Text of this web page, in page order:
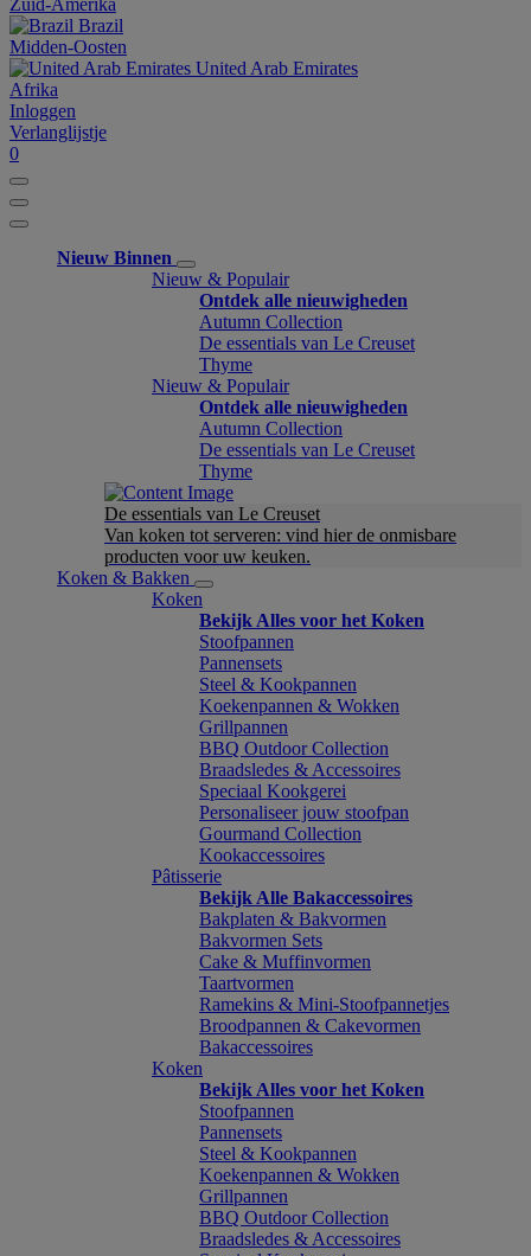
Zuid-Amerika
Brazil
Midden-Oosten
United Arab Emirates
Afrika
Inloggen
Verlanglijstje
0
Nieuw Binnen
Nieuw & Populair
Ontdek alle nieuwigheden
Autumn Collection
De essentials van Le Creuset
Thyme
Nieuw & Populair
Ontdek alle nieuwigheden
Autumn Collection
De essentials van Le Creuset
Thyme
De essentials van Le Creuset
Van koken tot serveren: vind hier de onmisbare
producten voor uw keuken.
Koken & Bakken
Koken
Bekijk Alles voor het Koken
Stoofpannen
Pannensets
Steel & Kookpannen
Koekenpannen & Wokken
Grillpannen
BBQ Outdoor Collection
Braadsledes & Accessoires
Speciaal Kookgerei
Personaliseer jouw stoofpan
Gourmand Collection
Kookaccessoires
Pâtisserie
Bekijk Alle Bakaccessoires
Bakplaten & Bakvormen
Bakvormen Sets
Cake & Muffinvormen
Taartvormen
Ramekins & Mini-Stoofpannetjes
Broodpannen & Cakevormen
Bakaccessoires
Koken
Bekijk Alles voor het Koken
Stoofpannen
Pannensets
Steel & Kookpannen
Koekenpannen & Wokken
Grillpannen
BBQ Outdoor Collection
Braadsledes & Accessoires